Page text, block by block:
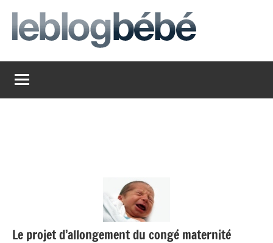
contenu
leblogbebe
The
Social
Le projet d’allongement du congé maternité